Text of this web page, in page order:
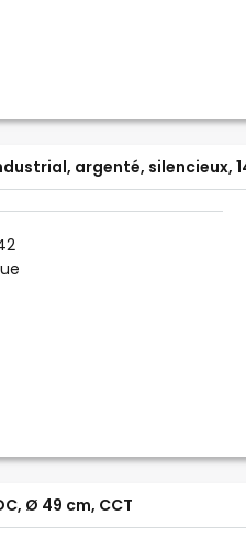
argenté, silencieux,
Ø 49 cm, CCT